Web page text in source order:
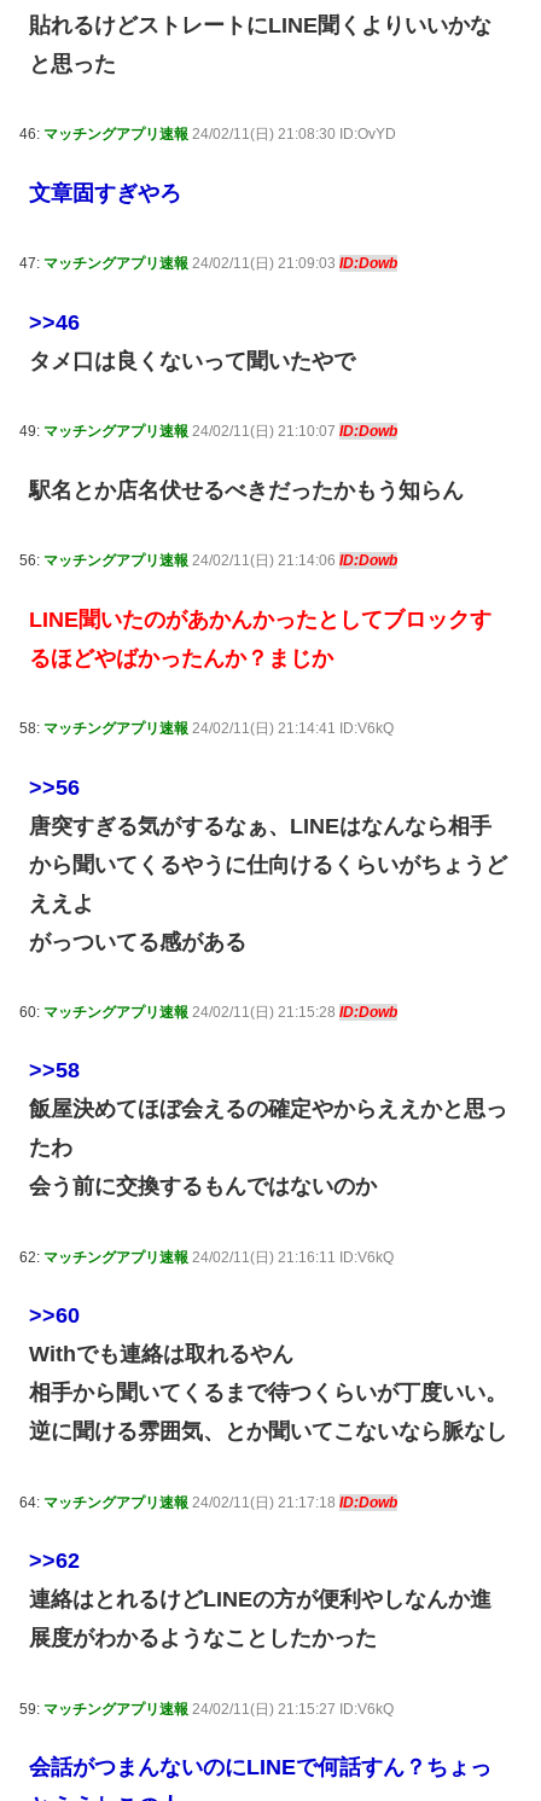
貼れるけどストレートにLINE聞くよりいいかな
と思った
46: マッチングアプリ速報 24/02/11(日) 21:08:30 ID:OvYD
文章固すぎやろ
47: マッチングアプリ速報 24/02/11(日) 21:09:03 ID:Dowb
>>46
タメ口は良くないって聞いたやで
49: マッチングアプリ速報 24/02/11(日) 21:10:07 ID:Dowb
駅名とか店名伏せるべきだったかもう知らん
56: マッチングアプリ速報 24/02/11(日) 21:14:06 ID:Dowb
LINE聞いたのがあかんかったとしてブロックす
るほどやばかったんか？まじか
58: マッチングアプリ速報 24/02/11(日) 21:14:41 ID:V6kQ
>>56
唐突すぎる気がするなぁ、LINEはなんなら相手
から聞いてくるやうに仕向けるくらいがちょうど
ええよ
がっついてる感がある
60: マッチングアプリ速報 24/02/11(日) 21:15:28 ID:Dowb
>>58
飯屋決めてほぼ会えるの確定やからええかと思っ
たわ
会う前に交換するもんではないのか
62: マッチングアプリ速報 24/02/11(日) 21:16:11 ID:V6kQ
>>60
Withでも連絡は取れるやん
相手から聞いてくるまで待つくらいが丁度いい。
逆に聞ける雰囲気、とか聞いてこないなら脈なし
64: マッチングアプリ速報 24/02/11(日) 21:17:18 ID:Dowb
>>62
連絡はとれるけどLINEの方が便利やしなんか進
展度がわかるようなことしたかった
59: マッチングアプリ速報 24/02/11(日) 21:15:27 ID:V6kQ
会話がつまんないのにLINEで何話すん？ちょっ